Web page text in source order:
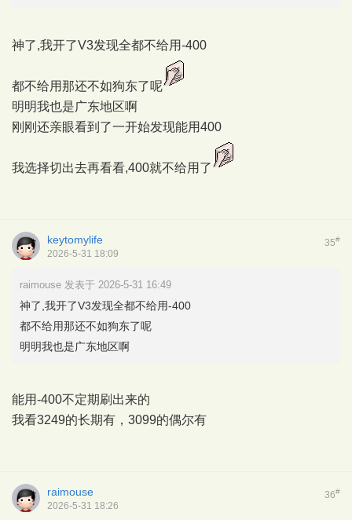
神了,我开了V3发现全都不给用-400
都不给用那还不如狗东了呢
明明我也是广东地区啊
刚刚还亲眼看到了一开始发现能用400
我选择切出去再看看,400就不给用了
35#
keytomylife
2026-5-31 18:09
raimouse 发表于 2026-5-31 16:49
神了,我开了V3发现全都不给用-400
都不给用那还不如狗东了呢
明明我也是广东地区啊
能用-400不定期刷出来的
我看3249的长期有，3099的偶尔有
36#
raimouse
2026-5-31 18:26